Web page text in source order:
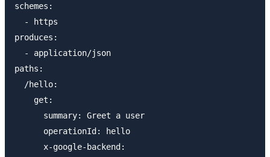
schemes:
  - https
produces:
  - application/json
paths:
  /hello:
    get:
      summary: Greet a user
      operationId: hello
      x-google-backend: